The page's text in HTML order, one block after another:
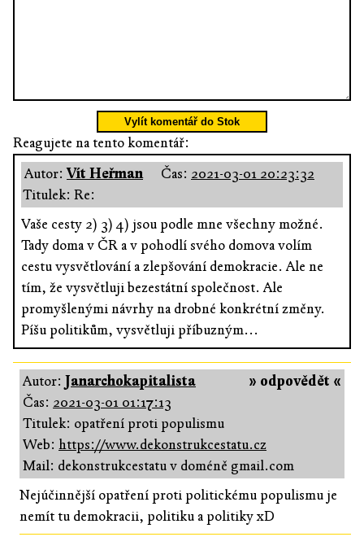
Vylít komentář do Stok
Reagujete na tento komentář:
Autor:Vít Heřman Čas: 2021-03-01 20:23:32
Titulek: Re:
Vaše cesty 2) 3) 4) jsou podle mne všechny možné.
Tady doma v ČR a v pohodlí svého domova volím
cestu vysvětlování a zlepšování demokracie. Ale ne
tím, že vysvětluji bezestátní společnost. Ale
promyšlenými návrhy na drobné konkrétní změny.
Píšu politikům, vysvětluji příbuzným...
» odpovědět «
Autor: Janarchokapitalista
Čas: 2021-03-01 01:17:13
Titulek: opatření proti populismu
Web: https://www.dekonstrukcestatu.cz
Mail: dekonstrukcestatu v doméně gmail.com
Nejúčinnější opatření proti politickému populismu je
nemít tu demokracii, politiku a politiky xD